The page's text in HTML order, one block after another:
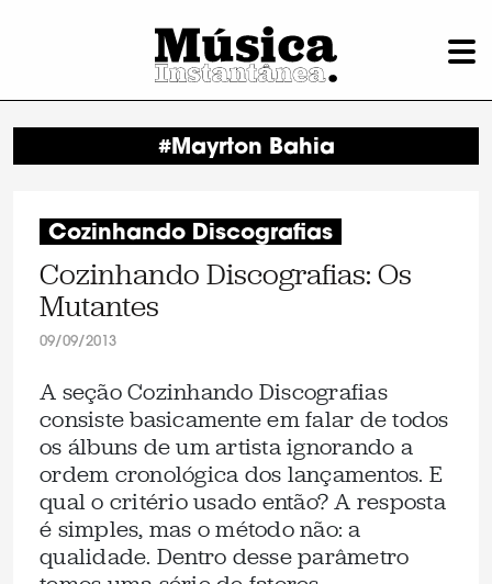
#Mayrton Bahia
Cozinhando Discografias
Cozinhando Discografias: Os
Mutantes
09/09/2013
A seção Cozinhando Discografias
consiste basicamente em falar de todos
os álbuns de um artista ignorando a
ordem cronológica dos lançamentos. E
qual o critério usado então? A resposta
é simples, mas o método não: a
qualidade. Dentro desse parâmetro